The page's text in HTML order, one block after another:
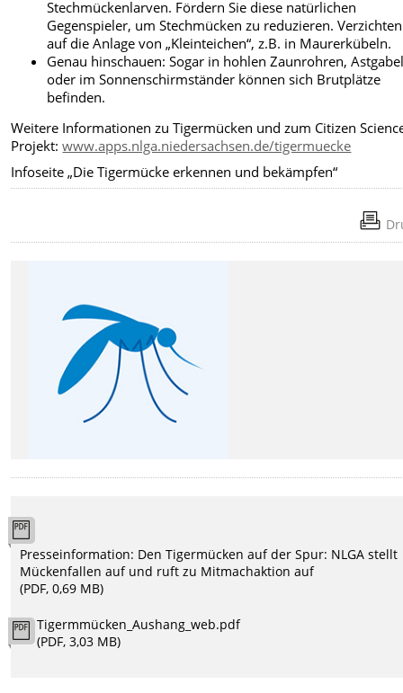
Stechmückenlarven. Fördern Sie diese natürlichen
Gegenspieler, um Stechmücken zu reduzieren.
auf die Anlage von „Kleinteichen“, z.B. in Maurerkübeln.
Genau hinschauen: Sogar in hohlen Zaunrohren,
oder im Sonnenschirmständer können sich Brutplätze
befinden.
Weitere Informationen zu Tigermücken und zum Citizen
Projekt:www.apps.nlga.niedersachsen.de/tigermuecke
Infoseite „Die Tigermücke erkennen und bekämpfen“
Presseinformation: Den Tigermücken auf der Spur: NLGA stellt
Mückenfallen auf und ruft zu Mitmachaktion auf
(PDF, 0,69 MB)
Tigermmücken_Aushang_web.pdf
(PDF, 3,03 MB)